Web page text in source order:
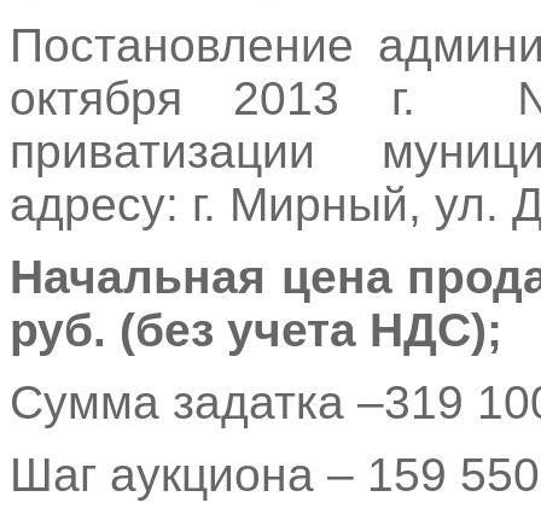
Постановление
октября 2013 г.
приватизации
адресу: г. Мирный, ул.
Начальная цена
руб. (без учета НДС);
Сумма задатка –319
Шаг аукциона – 159